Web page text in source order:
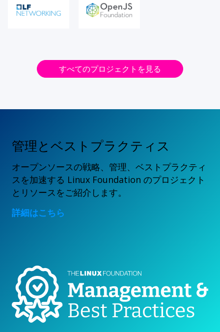
すべてのプロジェクトを見る
管理とベストプラクティス
オープンソースの戦略、管理、ベストプラクティ
スを加速する Linux Foundation のプロジェクト
とリソースをご紹介します。
詳細はこちら